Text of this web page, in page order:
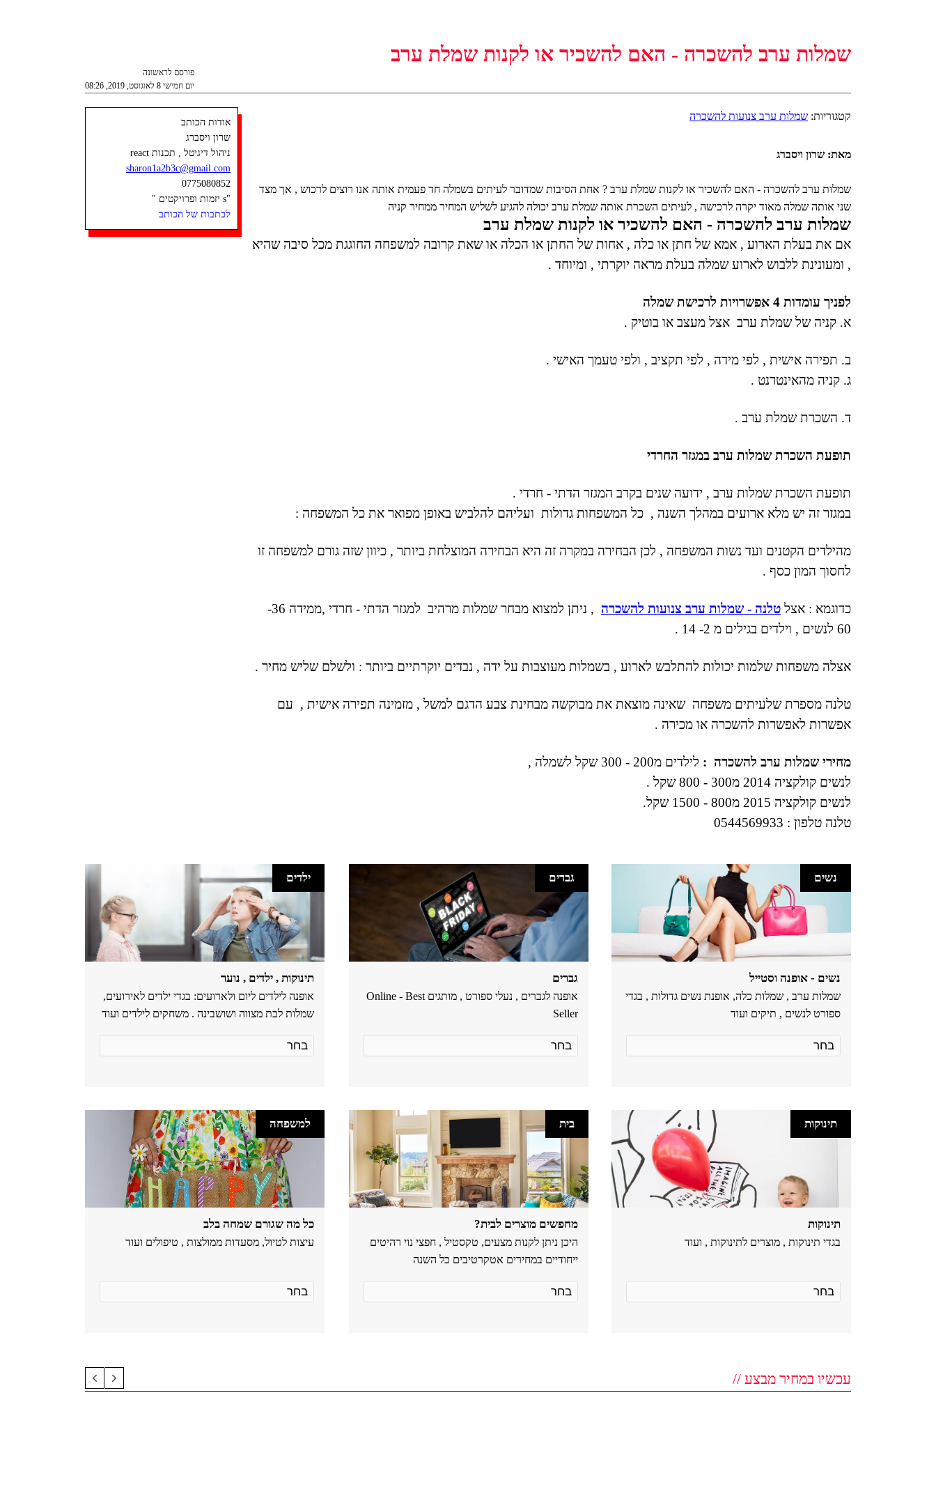
שמלות ערב להשכרה - האם להשכיר או לקנות שמלת ערב
פורסם לראשונה
יום חמישי 8 לאוגוסט, 2019, 08:26
קטגוריות: שמלות ערב צנועות להשכרה
מאת: שרון ויסברג
שמלות ערב להשכרה - האם להשכיר או לקנות שמלת ערב ? אחת הסיבות שמדובר לעיתים בשמלה חד פעמית אותה אנו רוצים לרכוש , אך מצד
שני אותה שמלה מאוד יקרה לרכישה , לעיתים השכרת אותה שמלת ערב יכולה להגיע לשליש המחיר ממחיר קניה
שמלות ערב להשכרה - האם להשכיר או לקנות שמלת ערב
אם את בעלת הארוע , אמא של חתן או כלה , אחות של החתן או הכלה או שאת קרובה למשפחה החוגגת מכל סיבה שהיא
, ומעונינת ללבוש לארוע שמלה בעלת מראה יוקרתי , ומיוחד .
לפניך עומדות 4 אפשרויות לרכישת שמלה
א. קניה של שמלת ערב אצל מעצב או בוטיק .
ב. תפירה אישית , לפי מידה , לפי תקציב , ולפי טעמך האישי .
ג. קניה מהאינטרנט .
ד. השכרת שמלת ערב .
תופעת השכרת שמלות ערב במגזר החרדי
תופעת השכרת שמלות ערב , ידועה שנים בקרב המגזר הדתי - חרדי .
במגזר זה יש מלא ארועים במהלך השנה , כל המשפחות גדולות ועליהם להלביש באופן מפואר את כל המשפחה :
מהילדים הקטנים ועד נשות המשפחה , לכן הבחירה במקרה זה היא הבחירה המוצלחת ביותר , כיוון שזה גורם למשפחה זו
לחסוך המון כסף .
כדוגמא : אצל טלנה - שמלות ערב צנועות להשכרה
, ניתן למצוא מבחר שמלות מרהיב למגזר הדתי - חרדי ,ממידה 36-
60 לנשים , וילדים בגילים מ 2- 14 .
אצלה משפחות שלמות יכולות להתלבש לארוע , בשמלות מעוצבות על ידה , נבדים יוקרתיים ביותר : ולשלם שליש מחיר .
טלנה מספרת שלעיתים משפחה שאינה מוצאת את מבוקשה מבחינת צבע הדגם למשל , מזמינה תפירה אישית , עם
אפשרות לאפשרות להשכרה או מכירה .
מחירי שמלות ערב להשכרה : לילדים מ200 - 300 שקל לשמלה ,
לנשים קולקציה 2014 מ300 - 800 שקל .
לנשים קולקציה 2015 מ800 - 1500 שקל.
טלנה טלפון : 0544569933
אודות הכותב
שרון ויסברג
ניהול דיגיטל , תכנות react
sharon1a2b3c@gmail.com
0775080852
"s יזמות ופרויקטים "
לכתבות של הכותב
נשים
נשים - אופנה וסטייל
שמלות ערב , שמלות כלה, אופנת נשים גדולות , בגדי
ספורט לנשים , תיקים ועוד
גברים
גברים
אופנה לגברים , נעלי ספורט , מותגים Online - Best
Seller
ילדים
תינוקות , ילדים , נוער
אופנה לילדים ליום ולארועים: בגדי ילדים לאירועים,
שמלות לבת מצווה ושושבינה . משחקים לילדים ועוד
תינוקות
תינוקות
בגדי תינוקות , מוצרים לתינוקות , ועוד
בית
מחפשים מוצרים לבית?
היכן ניתן לקנות מצעים, טקסטיל , חפצי נוי רהיטים
ייחודיים במחירים אטקרטיבים כל השנה
למשפחה
כל מה שגורם שמחה בלב
עיצות לטיול, מסעדות ממולצות , טיפולים ועוד
עכשיו במחיר מבצע //